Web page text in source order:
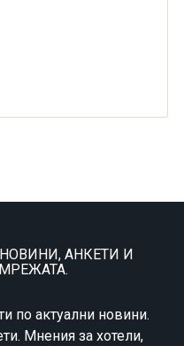
АНКЕТИ И
по актуални новини.
Мнения за хотели,